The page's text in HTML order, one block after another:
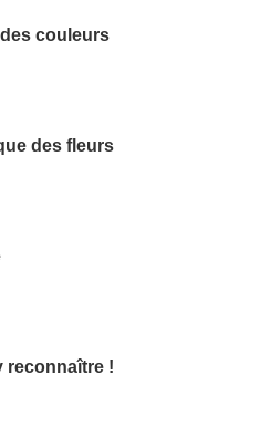
couleurs
des fleurs
reconnaître !